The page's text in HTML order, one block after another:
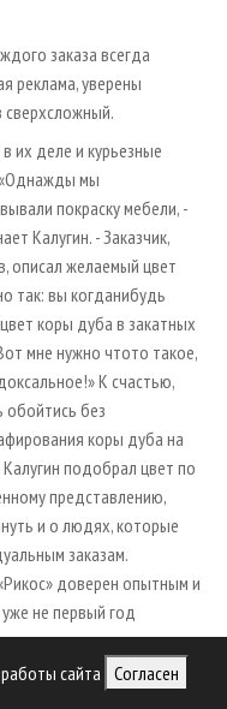
сайта Согласен
заказа всегда
реклама, уверены
сверхсложный.
их деле и курьезные
«Однажды мы
покраску мебели, -
Калугин. - Заказчик,
описал желаемый цвет
так: вы когда­нибудь
коры дуба в закатных
мне нужно что­то такое,
К счастью,
обойтись без
коры дуба на
Калугин подобрал цвет по
представлению,
и о людях, которые
заказам.
доверен опытным и
не первый год
костяк команды,
в него свои таланты и